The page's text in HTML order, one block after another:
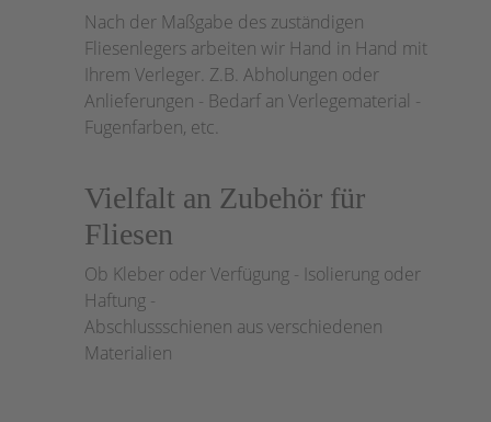
Nach der Maßgabe des zuständigen
Fliesenlegers arbeiten wir Hand in Hand mit
Ihrem Verleger. Z.B. Abholungen oder
Anlieferungen - Bedarf an Verlegematerial -
Fugenfarben, etc.
Vielfalt an Zubehör für
Fliesen
Ob Kleber oder Verfügung - Isolierung oder
Haftung -
Abschlussschienen aus verschiedenen
Materialien